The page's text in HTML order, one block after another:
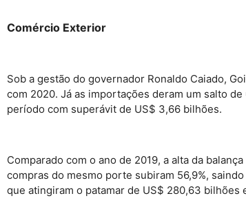
Comércio Exterior
Sob a gestão do governador Ronaldo Caiado,
com 2020. Já as importações deram um salto
período com superávit de US$ 3,66 bilhões.
Comparado com o ano de 2019, a alta da
compras do mesmo porte subiram 56,9%,
que atingiram o patamar de US$ 280,63 bilhões